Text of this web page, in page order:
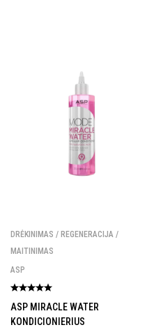
DRĖKINIMAS / REGENERACIJA /
MAITINIMAS
ASP
ASP MIRACLE WATER
KONDICIONIERIUS